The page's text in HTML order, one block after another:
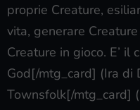
proprie Creature,
vita, generare
Creature in gioco. E’
God[/mtg_card] (Ira di
Townsfolk[/mtg_card]